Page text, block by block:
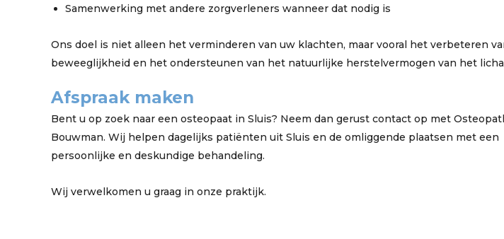
Samenwerking met andere zorgverleners wanneer dat nodig is
Ons doel is niet alleen het verminderen van uw klachten, maar vooral het verbeteren
beweeglijkheid en het ondersteunen van het natuurlijke herstelvermogen van het
Afspraak maken
Bent u op zoek naar een osteopaat in Sluis? Neem dan gerust contact op met
Bouwman. Wij helpen dagelijks patiënten uit Sluis en de omliggende plaatsen met een
persoonlijke en deskundige behandeling.
Wij verwelkomen u graag in onze praktijk.